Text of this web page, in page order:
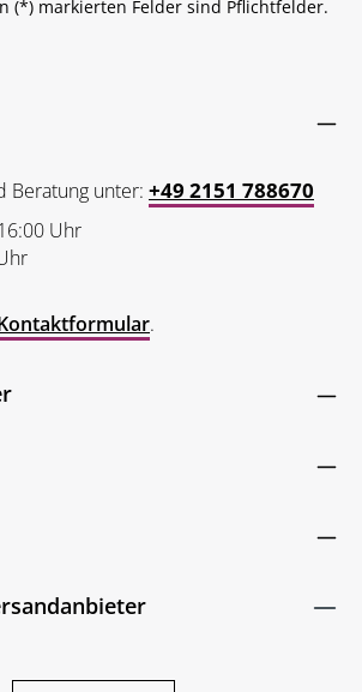
(*) markierten Felder sind Pflichtfelder.
Beratung unter: +49 2151 788670
Uhr
.